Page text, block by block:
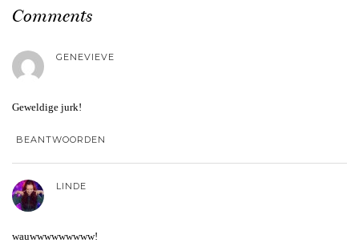
Comments
GENEVIEVE
Geweldige jurk!
BEANTWOORDEN
LINDE
wauwwwwwwwww!